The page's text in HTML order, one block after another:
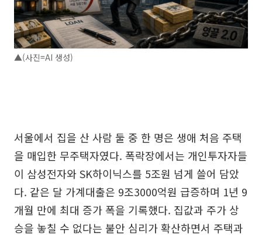
▲(사진=AI 생성)
서울에서 집을 산 사람 둘 중 한 명은 생애 처음 주택
을 매입한 무주택자였다. 폭락장에서는 개인투자자들
이 삼성전자와 SK하이닉스를 5조원 넘게 쓸어 담았
다. 같은 달 가계대출은 9조3000억원 급증하며 1년 9
개월 만에 최대 증가 폭을 기록했다. 집값과 주가 상
승을 놓칠 수 없다는 불안 심리가 확산하면서 주택과